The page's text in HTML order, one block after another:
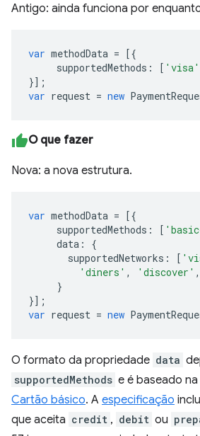
Antigo: ainda funciona por
var methodData = [{
supportedMethods : [ 'visa'
}];
var request = new
O que fazer
Nova: a nova estrutura.
var methodData = [{
supportedMethods : [
data :
{
supportedNetworks : [
'diners' , 'discover' ,
}
}];
var request = new
O formato da propriedade data
supportedMethods e é baseado
Cartão básico. A especificação
que aceita credit , debit ou